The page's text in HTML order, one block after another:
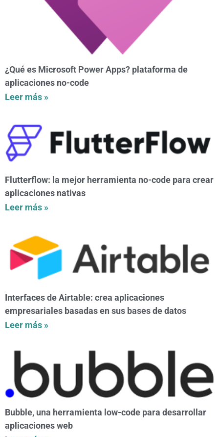
¿Qué es Microsoft Power Apps? plataforma de
aplicaciones no-code
Leer más »
Flutterflow: la mejor herramienta no-code para crear
aplicaciones nativas
Leer más »
Interfaces de Airtable: crea aplicaciones
empresariales basadas en sus bases de datos
Leer más »
Bubble, una herramienta low-code para desarrollar
aplicaciones web